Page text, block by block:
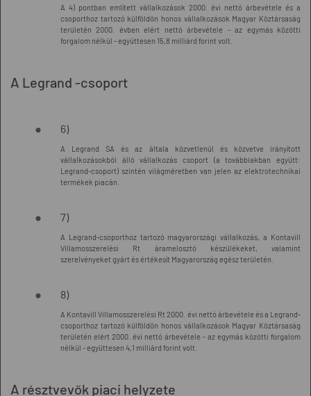
A 4) pontban említett vállalkozások 2000. évi nettó árbevétele és a
csoporthoz tartozó külföldön honos vállalkozások Magyar Köztársaság
területén 2000. évben elért nettó árbevétele - az egymás közötti
forgalom nélkül - együttesen 15,8 milliárd forint volt.
A Legrand -csoport
6)
A Legrand SA és az általa közvetlenül és közvetve irányított
vállalkozásokból álló vállalkozás csoport (a továbbiakban együtt:
Legrand-csoport) szintén világméretben van jelen az elektrotechnikai
termékek piacán.
7)
A Legrand-csoporthoz tartozó magyarországi vállalkozás, a Kontavill
Villamosszerelési Rt áramelosztó készülékeket, valamint
szerelvényeket gyárt és értékesít Magyarország egész területén.
8)
A Kontavill Villamosszerelési Rt 2000. évi nettó árbevétele és a Legrand-
csoporthoz tartozó külföldön honos vállalkozások Magyar Köztársaság
területén elért 2000. évi nettó árbevétele - az egymás közötti forgalom
nélkül - együttesen 4,1 milliárd forint volt.
A résztvevők piaci helyzete